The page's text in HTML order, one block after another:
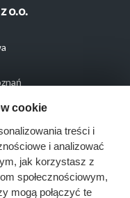
o.o.
cookie
treści i
i analizować
jak korzystasz z
społecznościowym,
mogą połączyć te